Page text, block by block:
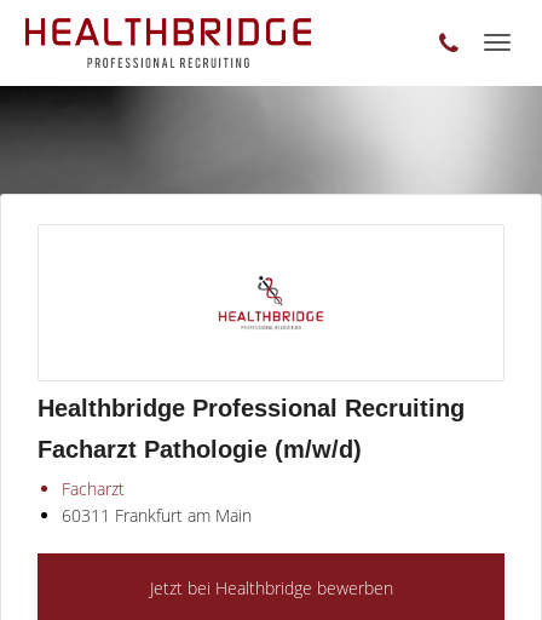
Healthbridge Professional Recruiting
Facharzt Pathologie (m/w/d)
Facharzt
60311 Frankfurt am Main